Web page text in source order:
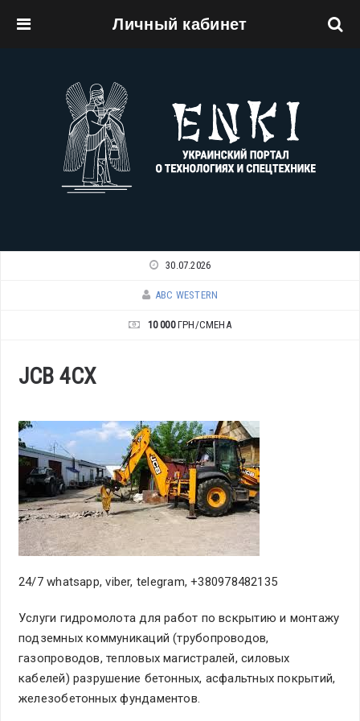
Личный кабинет
30.07.2026
ABC WESTERN
10 000 ГРН/СМЕНА
JCB 4CX
24/7 whatsapp, viber, telegram, +380978482135
Услуги гидромолота для работ по вскрытию и монтажу
подземных коммуникаций (трубопроводов,
газопроводов, тепловых магистралей, силовых
кабелей) разрушение бетонных, асфальтных покрытий,
железобетонных фундаментов.